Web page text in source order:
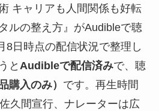
キャリアも人間関係も好転
ルの整え方』がAudibleで聴
8日時点の配信状況で整理し
と Audibleで配信済みで、聴
購入のみ） です。再生時間
久間宣行、ナレーターは広